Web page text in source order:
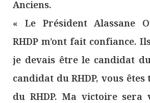
Anciens.
« Le Président Alassane
RHDP m’ont fait confiance.
je devais être le candidat
candidat du RHDP, vous
du RHDP. Ma victoire sera